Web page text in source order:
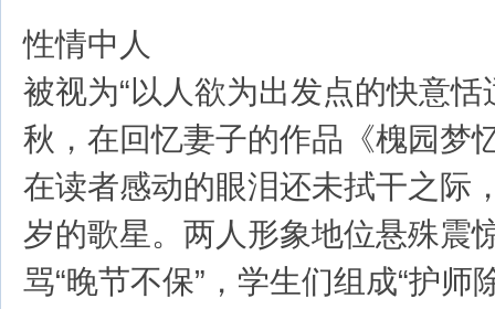
性情中人
被视为“以人欲为出发点的快意恬
秋，在回忆妻子的作品《槐园梦
在读者感动的眼泪还未拭干之际
岁的歌星。两人形象地位悬殊震
骂“晚节不保”，学生们组成“护师